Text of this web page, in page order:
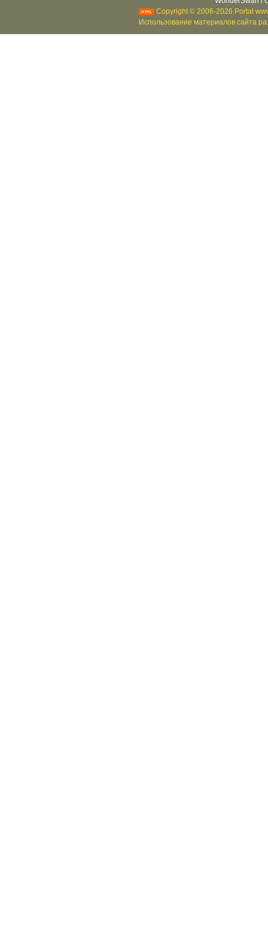
Copyright © 2006-2026 Portal
Использование материалов сайта